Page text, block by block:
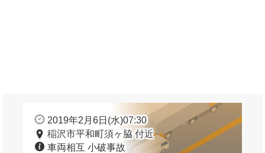
2019年2月6日(水)07:30
稲沢市平和町須ヶ脇 付近
車両相互 小破事故